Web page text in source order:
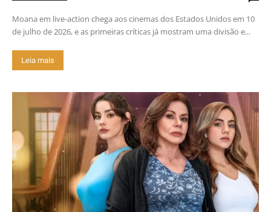
Moana em live-action chega aos cinemas dos Estados Unidos em 10
de julho de 2026, e as primeiras críticas já mostram uma divisão e...
Leia mais